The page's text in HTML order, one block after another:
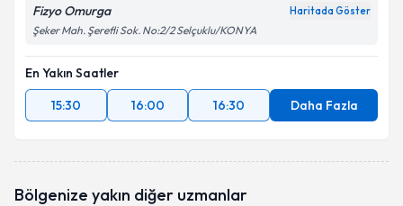
Fizyo Omurga Haritada Göster
Şeker Mah. Şerefli Sok. No:2/2 Selçuklu/KONYA
En Yakın Saatler
15:30
16:00 16:30 Daha Fazla
Bölgenize yakın diğer uzmanlar